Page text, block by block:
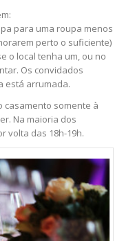
para uma roupa menos
perto o suficiente)
o local tenha um, ou no
Os convidados
está arrumada.
casamento somente à
Na maioria dos
volta das 18h-19h.